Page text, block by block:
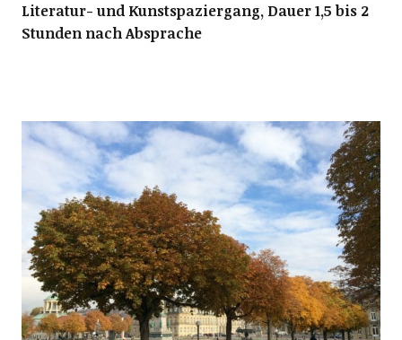
Literatur- und Kunstspaziergang, Dauer 1,5 bis 2
Stunden nach Absprache